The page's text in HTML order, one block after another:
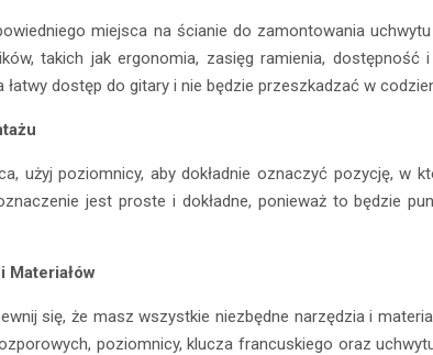
miejsca na ścianie do zamontowania
takich jak ergonomia, zasięg ramienia, dostępność
dostęp do gitary i nie będzie przeszkadzać w
użyj poziomnicy, aby dokładnie oznaczyć pozycję, w
jest proste i dokładne, ponieważ to będzie
Materiałów
się, że masz wszystkie niezbędne narzędzia i
poziomnicy, klucza francuskiego oraz